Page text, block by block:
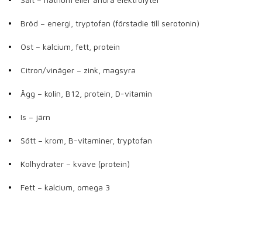
Bröd – energi, tryptofan (förstadie till serotonin)
Ost – kalcium, fett, protein
Citron/vinäger – zink, magsyra
Ägg – kolin, B12, protein, D-vitamin
Is – järn
Sött – krom, B-vitaminer, tryptofan
Kolhydrater – kväve (protein)
Fett – kalcium, omega 3